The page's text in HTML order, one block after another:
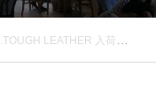
タブルタンニンレザー。表情がひとつひとつ違うのも魅力的です。.長財布、二つ折り財布カードケース、キーケースの4種類。.color ブラウン、ブラック.あわせてこちらもどうぞ@haus_howell ..#MHL.#tough leather#wallet#財布#Keycase#Cardcase#ベジタブルタンニン#hausmatsue #島根#松江